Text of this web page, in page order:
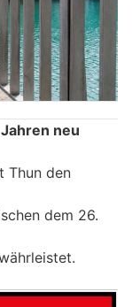
neu
Thun den
dem 26.